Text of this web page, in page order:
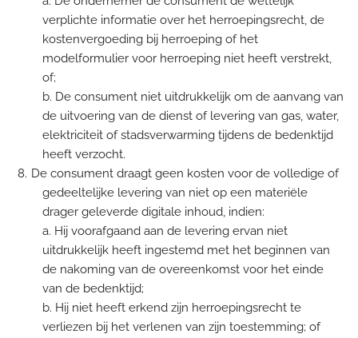
verplichte informatie over het herroepingsrecht, de
kostenvergoeding bij herroeping of het
modelformulier voor herroeping niet heeft verstrekt,
of;
b. De consument niet uitdrukkelijk om de aanvang van
de uitvoering van de dienst of levering van gas, water,
elektriciteit of stadsverwarming tijdens de bedenktijd
heeft verzocht.
De consument draagt geen kosten voor de volledige of
gedeeltelijke levering van niet op een materiële
drager geleverde digitale inhoud, indien:
a. Hij voorafgaand aan de levering ervan niet
uitdrukkelijk heeft ingestemd met het beginnen van
de nakoming van de overeenkomst voor het einde
van de bedenktijd;
b. Hij niet heeft erkend zijn herroepingsrecht te
verliezen bij het verlenen van zijn toestemming; of